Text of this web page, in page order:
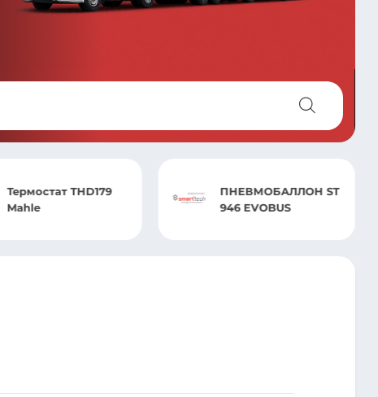
ПНЕВМОБАЛЛОН ST
946 EVOBUS
БЕЗ СТАКАНА ST
792.S01 (M16X1.5)DAF